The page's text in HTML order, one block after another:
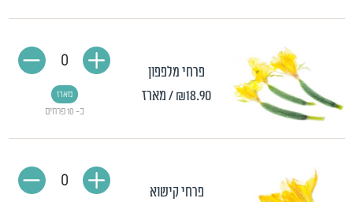
פרחי מלפפון
₪18.90/ מארז
כ- 10 פרחים
מארז
0
פרחי קישוא
0